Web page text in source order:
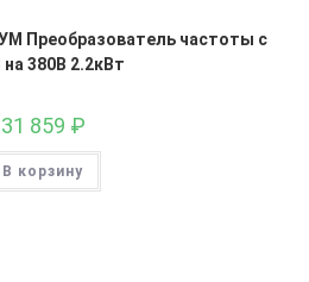
Преобразователь частоты с
на 380В 2.2кВт
31 859 ₽
В корзину